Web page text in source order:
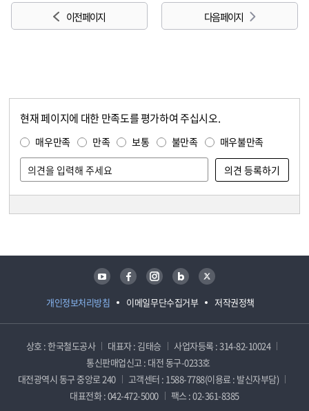
이전 페이지 다음 페이지
현재 페이지에 대한 만족도를 평가하여 주십시오.
매우만족 만족 보통 불만족 매우불만족
개인정보처리방침 이메일무단수집거부 저작권정책
유튜브 페이스북 인스타그램 블로그 트위터
상호 : 한국철도공사 대표자 : 김태승
사업자등록 : 314-82-10024
통신판매업신고 : 대전 동구-0233호
대전광역시 동구 중앙로 240
고객센터 : 1588-7788(이용료 : 발신자부담)
대표전화 : 042-472-5000
팩스 : 02-361-8385